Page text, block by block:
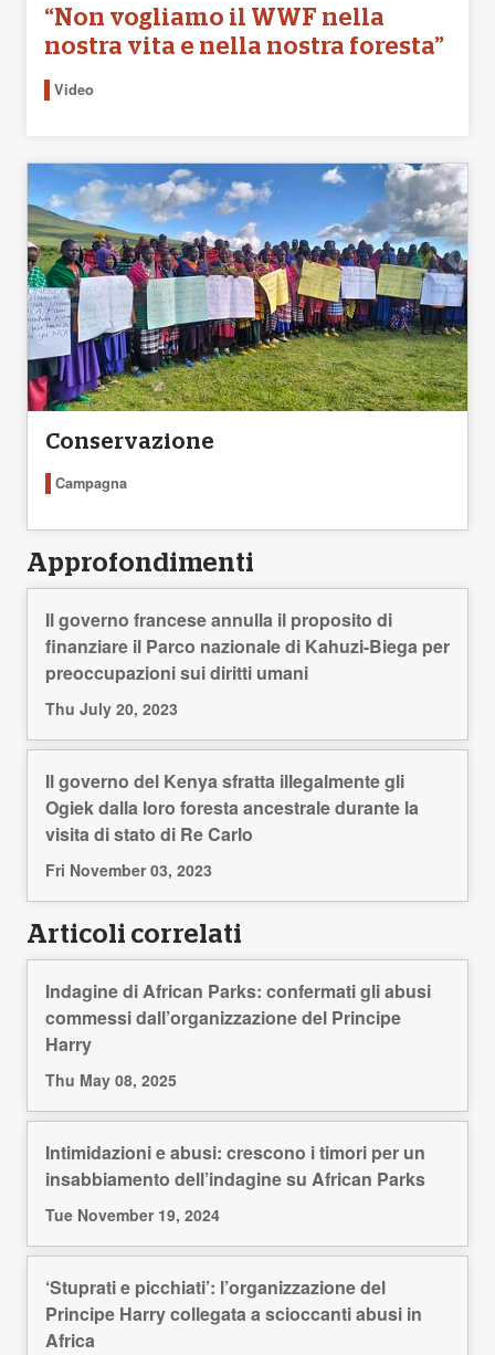
“Non vogliamo il WWF nella
nostra vita e nella nostra foresta”
Video
Conservazione
Campagna
Approfondimenti
Il governo francese annulla il proposito di
finanziare il Parco nazionale di Kahuzi-Biega per
preoccupazioni sui diritti umani
Thu July 20, 2023
Il governo del Kenya sfratta illegalmente gli
Ogiek dalla loro foresta ancestrale durante la
visita di stato di Re Carlo
Fri November 03, 2023
Articoli correlati
Indagine di African Parks: confermati gli abusi
commessi dall’organizzazione del Principe
Harry
Thu May 08, 2025
Intimidazioni e abusi: crescono i timori per un
insabbiamento dell’indagine su African Parks
Tue November 19, 2024
‘Stuprati e picchiati’: l’organizzazione del
Principe Harry collegata a scioccanti abusi in
Africa